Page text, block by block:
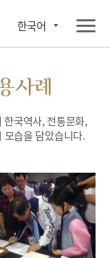
한국어
사례
국역사, 전통문화,
모습을 담았습니다.